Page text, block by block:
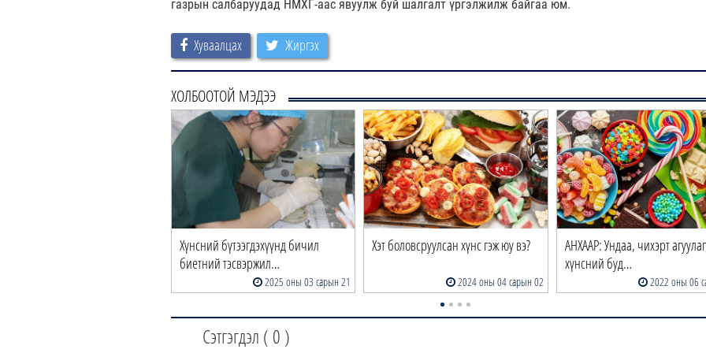
газрын салбаруудад НМХГ-аас явуулж буй шалгалт үргэлжилж байгаа юм.
Хуваалцах Жиргэх
ХОЛБООТОЙ МЭДЭЭ
Хүнсний бүтээгдэхүүнд бичил
биетний тэсвэржил…
2025 оны 03 сарын 21
Хэт боловсруулсан хүнс гэж юу вэ?
2024 оны 04 сарын 02
АНХААР: Ундаа, чихэрт
хүнсний буд…
2022 оны 06
Сэтгэгдэл ( 0 )